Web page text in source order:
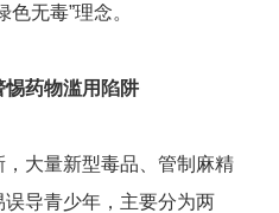
色无毒”理念。
药物滥用陷阱
大量新型毒品、管制麻精
导青少年，主要分为两